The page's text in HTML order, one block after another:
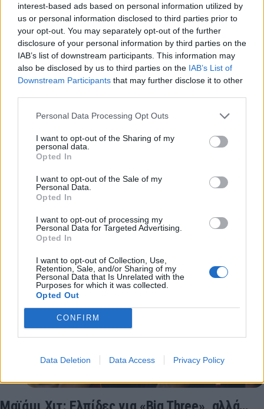
interest-based ads based on personal information utilized by
us or personal information disclosed to third parties prior to
your opt-out. You may separately opt-out of the further
disclosure of your personal information by third parties on the
IAB’s list of downstream participants. This information may
also be disclosed by us to third parties on the IAB’s List of
Downstream Participants that may further disclose it to other
Personal Data Processing Opt Outs
I want to opt-out of the Sharing of my
personal data.
Opted In
I want to opt-out of the Sale of my
Personal Data.
Opted In
I want to opt-out of processing my
Personal Data for Targeted Advertising.
Opted In
I want to opt-out of Collection, Use,
Retention, Sale, and/or Sharing of my
Personal Data that Is Unrelated with the
Purposes for which it was collected.
Opted Out
CONFIRM
Data Deletion Data Access Privacy Policy
Σύμφωνα με τις πρώτες ανεπιβεβαίωτες ενδείξεις, ο
Λεμπρόν Τζέιμς θέλει μάξιμουμ συμβόλαιο από τους
18 Ιουνίου 2014 01:35